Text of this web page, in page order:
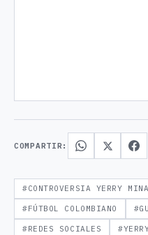
COMPARTIR:
#CONTROVERSIA YERRY MINA
#FÚTBOL COLOMBIANO
#REDES SOCIALES